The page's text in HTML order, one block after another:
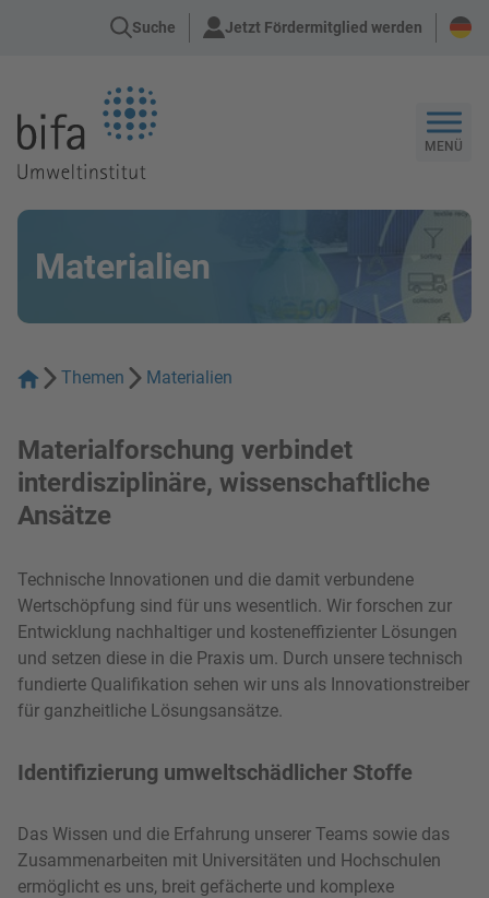
Suche Jetzt Fördermitglied werden
MENÜ
Materialien
Themen Materialien
Materialforschung verbindet
interdisziplinäre, wissenschaftliche
Ansätze
Technische Innovationen und die damit verbundene
Wertschöpfung sind für uns wesentlich. Wir forschen zur
Entwicklung nachhaltiger und kosteneffizienter Lösungen
und setzen diese in die Praxis um. Durch unsere technisch
fundierte Qualifikation sehen wir uns als Innovationstreiber
für ganzheitliche Lösungsansätze.
Identifizierung umweltschädlicher Stoffe
Das Wissen und die Erfahrung unserer Teams sowie das
Zusammenarbeiten mit Universitäten und Hochschulen
ermöglicht es uns, breit gefächerte und komplexe